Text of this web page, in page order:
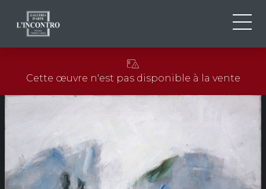
EN
FR
NEWS ED EVENTS
Cette œuvre n'est pas disponible à la vente